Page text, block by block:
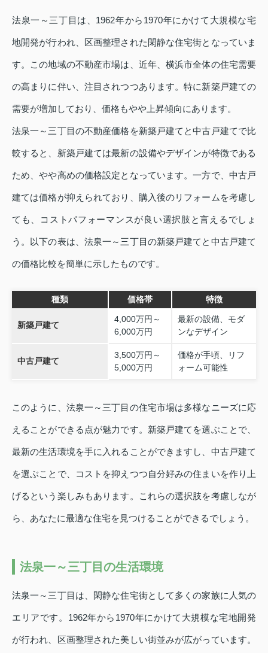
法泉一～三丁目は、1962年から1970年にかけて大規模な宅
地開発が行われ、区画整理された閑静な住宅街となっていま
す。この地域の不動産市場は、近年、横浜市全体の住宅需要
の高まりに伴い、注目されつつあります。特に新築戸建ての
需要が増加しており、価格もやや上昇傾向にあります。
法泉一～三丁目の不動産価格を新築戸建てと中古戸建てで比
較すると、新築戸建ては最新の設備やデザインが特徴である
ため、やや高めの価格設定となっています。一方で、中古戸
建ては価格が抑えられており、購入後のリフォームを考慮し
ても、コストパフォーマンスが良い選択肢と言えるでしょ
う。以下の表は、法泉一～三丁目の新築戸建てと中古戸建て
の価格比較を簡単に示したものです。
種類 価格帯 特徴
新築戸建て
4,000万円～
6,000万円
最新の設備、モダ
ンなデザイン
中古戸建て
3,500万円～
5,000万円
価格が手頃、リフ
ォーム可能性
このように、法泉一～三丁目の住宅市場は多様なニーズに応
えることができる点が魅力です。新築戸建てを選ぶことで、
最新の生活環境を手に入れることができますし、中古戸建て
を選ぶことで、コストを抑えつつ自分好みの住まいを作り上
げるという楽しみもあります。これらの選択肢を考慮しなが
ら、あなたに最適な住宅を見つけることができるでしょう。
法泉一～三丁目の生活環境
法泉一～三丁目は、閑静な住宅街として多くの家族に人気の
エリアです。1962年から1970年にかけて大規模な宅地開発
が行われ、区画整理された美しい街並みが広がっています。